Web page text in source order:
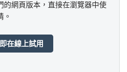
的網頁版本，直接在瀏覽器中使
。
在線上試用